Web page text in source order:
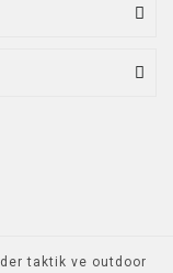
taktik ve outdoor